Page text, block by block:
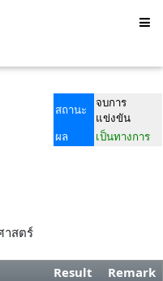
สถานะ
จบการ
แข่งขัน
ผล
เป็นทางการ
าสตร์
Result Remark